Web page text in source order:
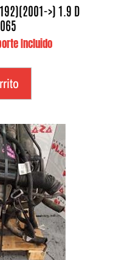
>) 1.9 D
Incluido